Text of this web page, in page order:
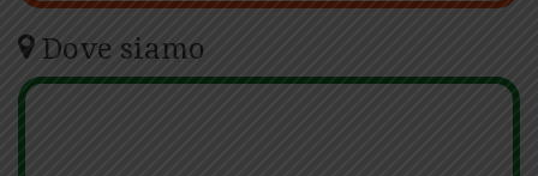
Dove siamo